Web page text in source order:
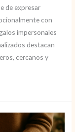
de expresar
con
impersonales
destacan
cercanos y